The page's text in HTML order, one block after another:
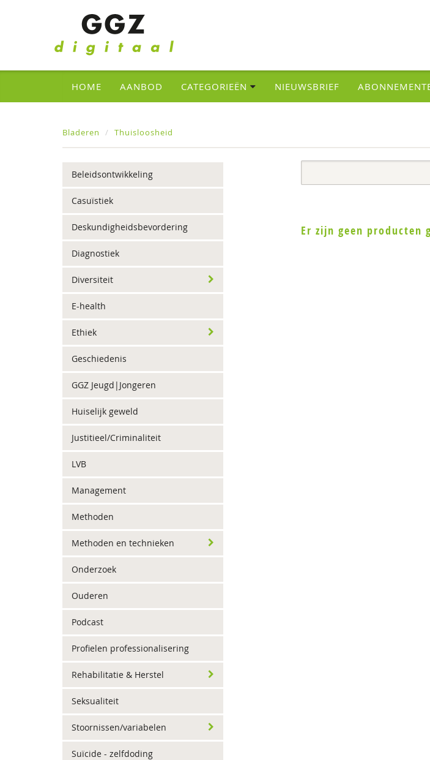
HOME AANBOD CATEGORIEËN NIEUWSBRIEF
Bladeren Thuisloosheid
Beleidsontwikkeling
Casuïstiek
Deskundigheidsbevordering
Diagnostiek
Diversiteit
E-health
Ethiek
Geschiedenis
GGZ Jeugd|Jongeren
Huiselijk geweld
Justitieel/Criminaliteit
LVB
Management
Methoden
Methoden en technieken
Onderzoek
Ouderen
Podcast
Profielen professionalisering
Rehabilitatie & Herstel
Seksualiteit
Stoornissen/variabelen
Suïcide - zelfdoding
Er zijn geen producten